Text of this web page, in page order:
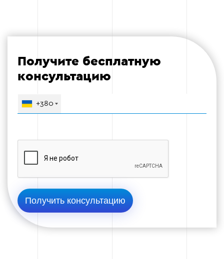
Тестовый запуск кампаний.
После запуска кампании специалисты
анализируют ее результаты и вносят
необходимые коррективы для повышения
эффективности.
Анализ данных о конверсиях и кликах.
Получите бесплатную
консультацию
+380